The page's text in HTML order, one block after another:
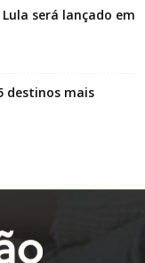
será lançado em
destinos mais